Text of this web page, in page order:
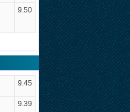
9.50
9.45
9.39